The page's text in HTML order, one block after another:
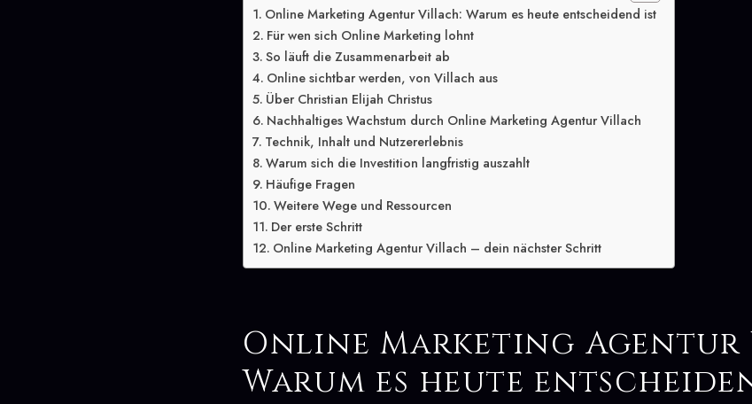
Online Marketing Agentur Villach: Warum es heute entscheidend ist
Für wen sich Online Marketing lohnt
So läuft die Zusammenarbeit ab
Online sichtbar werden, von Villach aus
Über Christian Elijah Christus
Nachhaltiges Wachstum durch Online Marketing Agentur Villach
Technik, Inhalt und Nutzererlebnis
Warum sich die Investition langfristig auszahlt
Häufige Fragen
Weitere Wege und Ressourcen
Der erste Schritt
Online Marketing Agentur Villach – dein nächster Schritt
Online Marketing
Warum es heute